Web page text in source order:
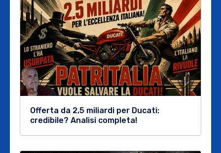
Offerta da 2,5 miliardi per Ducati:
credibile? Analisi completa!